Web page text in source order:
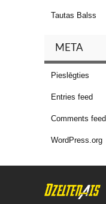
Tautas Balss
META
Pieslēgties
Entries feed
Comments feed
WordPress.org